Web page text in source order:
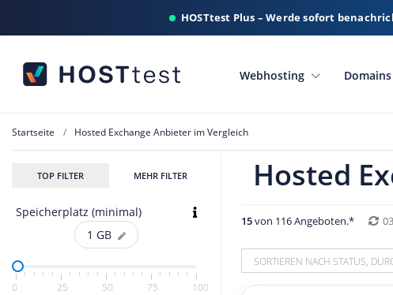
HOSTtest Plus – Werde sofort
Webhosting Domains
Startseite Hosted Exchange Anbieter im Vergleich
TOP FILTER MEHR FILTER
Speicherplatz (minimal)
1 GB
0 25 50 75 100
Hosted
15von 116 Angeboten.*
SORTIEREN NACH STATUS,